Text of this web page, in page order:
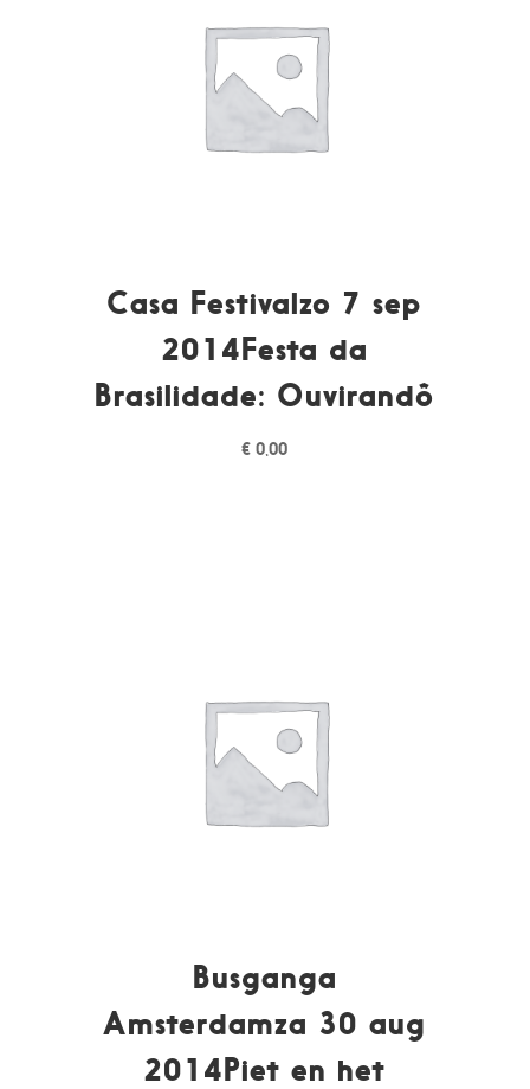
Casa Festivalzo 7 sep
2014Festa da
Brasilidade: Ouvirandô
€ 0,00
Busganga
Amsterdamza 30 aug
2014Piet en het